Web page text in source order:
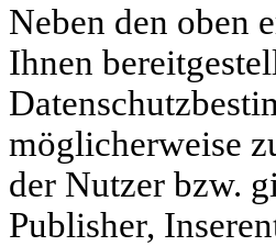
Neben den oben
Ihnen
möglicherweise
der Nutzer bzw.
Publisher,